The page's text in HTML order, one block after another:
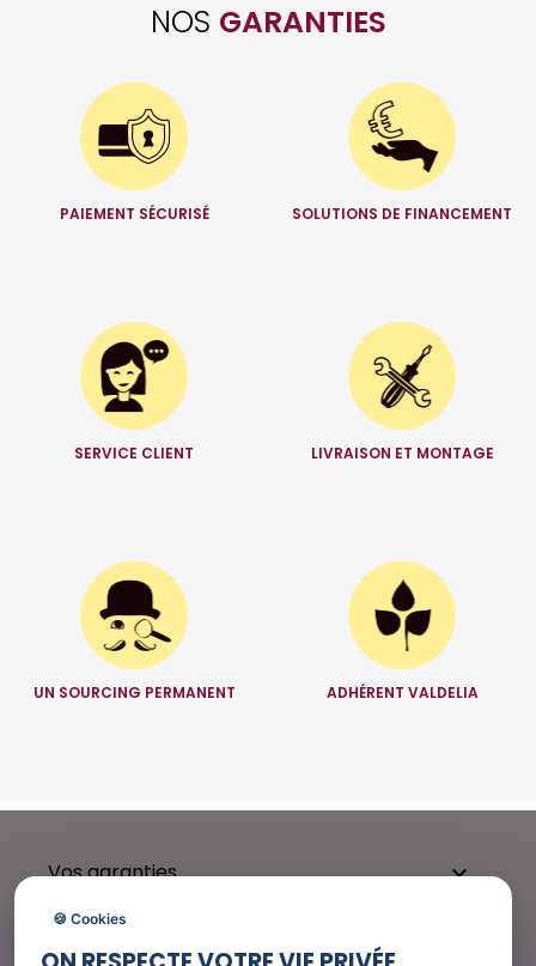
NOS GARANTIES
PAIEMENT SÉCURISÉ SOLUTIONS DE FINANCEMENT
SERVICE CLIENT LIVRAISON ET MONTAGE
UN SOURCING PERMANENT ADHÉRENT VALDELIA
Vos garanties 
🍪 Cookies